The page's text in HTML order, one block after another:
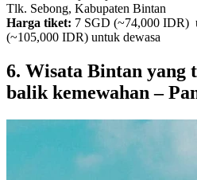
Tlk. Sebong, Kabupaten Bintan
Harga tiket: 7 SGD (~74,000 IDR)
(~105,000 IDR) untuk dewasa
6. Wisata Bintan yang
balik kemewahan –